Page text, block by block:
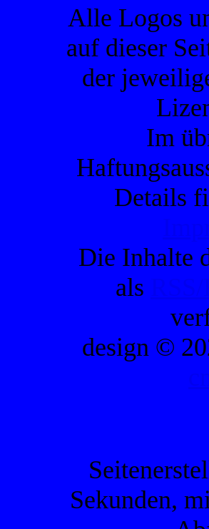
Alle Logos
auf dieser
der
Im
Details
Die Inhalte
als
design ©
Sekunden,